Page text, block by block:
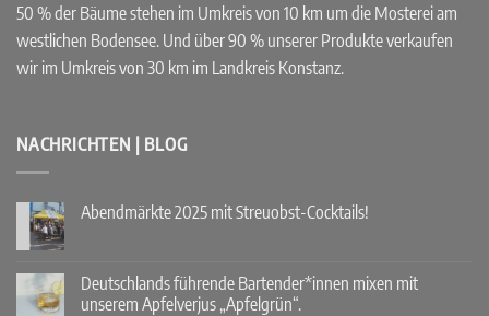
50 % der Bäume stehen im Umkreis von 10 km um die Mosterei am
westlichen Bodensee. Und über 90 % unserer Produkte verkaufen
wir im Umkreis von 30 km im Landkreis Konstanz.
NACHRICHTEN | BLOG
Abendmärkte 2025 mit Streuobst-Cocktails!
Abendmärkte
2025
mit
Deutschlands führende Bartender*innen mixen mit
unserem Apfelverjus „Apfelgrün“.